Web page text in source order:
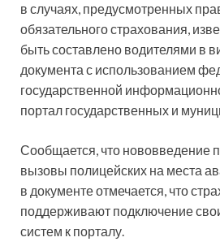
в случаях, предусмотренных
обязательного страхования,
быть составлено водителями в
документа с использованием
государственной
портал государственных и
Сообщается, что нововведение
вызовы полицейских на места
в документе отмечается, что
поддерживают подключение
систем к порталу.